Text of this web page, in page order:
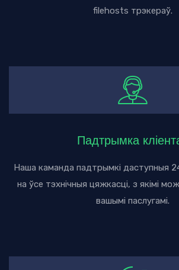
filehosts трэкераў.
Падтрымка
Наша каманда падтрымкі даступныя
на ўсе тэхнічныя цяжкасці, з якімі
вашымі паслугамі.